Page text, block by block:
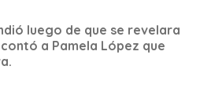
luego de que se revelara
a Pamela López que